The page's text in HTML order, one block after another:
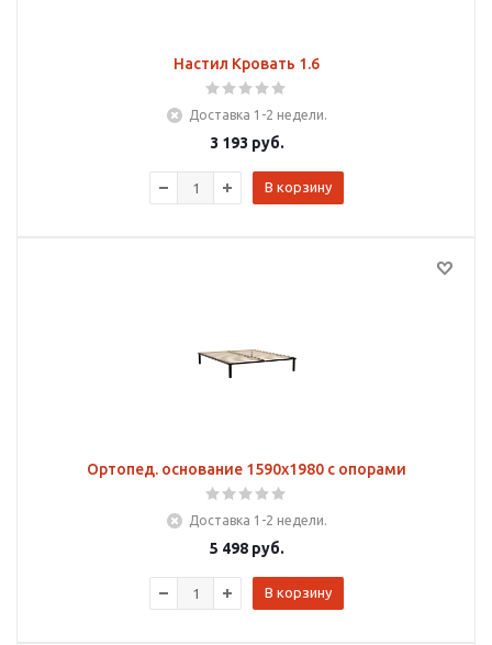
Настил Кровать 1.6
Доставка 1-2 недели.
3 193 руб.
В корзину
Ортопед. основание 1590х1980 с опорами
Доставка 1-2 недели.
5 498руб.
В корзину